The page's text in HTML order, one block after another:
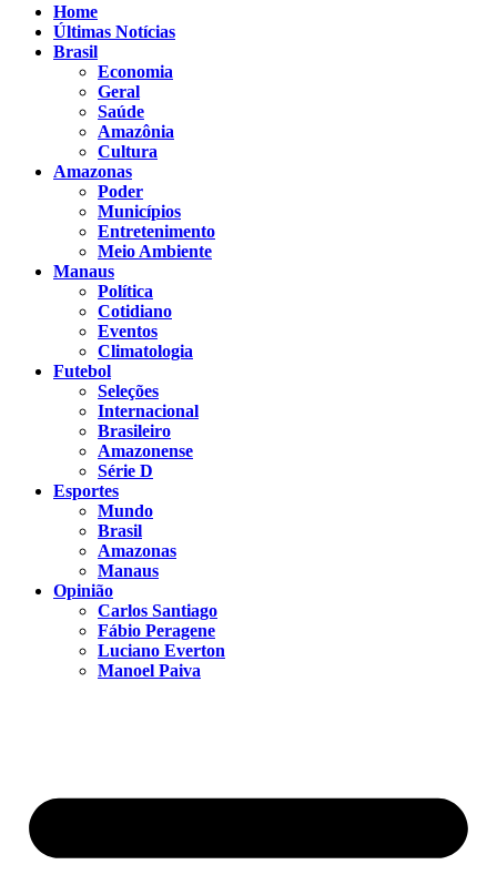
Home
Últimas Notícias
Brasil
Economia
Geral
Saúde
Amazônia
Cultura
Amazonas
Poder
Municípios
Entretenimento
Meio Ambiente
Manaus
Política
Cotidiano
Eventos
Climatologia
Futebol
Seleções
Internacional
Brasileiro
Amazonense
Série D
Esportes
Mundo
Brasil
Amazonas
Manaus
Opinião
Carlos Santiago
Fábio Peragene
Luciano Everton
Manoel Paiva